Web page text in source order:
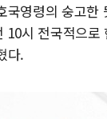
국영령의 숭고한
10시 전국적으로
다.